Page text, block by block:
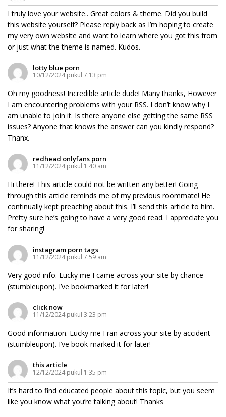
I truly love your website.. Great colors & theme. Did you build
this website yourself? Please reply back as I’m hoping to create
my very own website and want to learn where you got this from
or just what the theme is named. Kudos.
lotty blue porn
10/12/2024 pukul 7:13 pm
Oh my goodness! Incredible article dude! Many thanks, However
I am encountering problems with your RSS. I don’t know why I
am unable to join it. Is there anyone else getting the same RSS
issues? Anyone that knows the answer can you kindly respond?
Thanx.
redhead onlyfans porn
11/12/2024 pukul 1:40 am
Hi there! This article could not be written any better! Going
through this article reminds me of my previous roommate! He
continually kept preaching about this. I’ll send this article to him.
Pretty sure he’s going to have a very good read. I appreciate you
for sharing!
instagram porn tags
11/12/2024 pukul 7:59 am
Very good info. Lucky me I came across your site by chance
(stumbleupon). I’ve bookmarked it for later!
click now
11/12/2024 pukul 3:23 pm
Good information. Lucky me I ran across your site by accident
(stumbleupon). I’ve book-marked it for later!
this article
12/12/2024 pukul 1:35 pm
It’s hard to find educated people about this topic, but you seem
like you know what you’re talking about! Thanks